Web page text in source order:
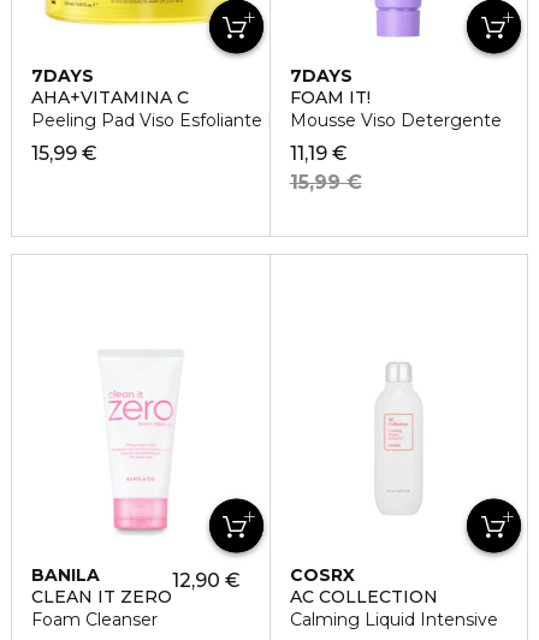
7DAYS
AHA+VITAMINA C
Peeling Pad Viso Esfoliante Double-Face
15,99 €
7DAYS
FOAM IT!
Mousse Viso Detergente
11,19 €
15,99 €
BANILA
CLEAN IT ZERO
Foam Cleanser
12,90 €
COSRX
AC COLLECTION
Calming Liquid Intensive